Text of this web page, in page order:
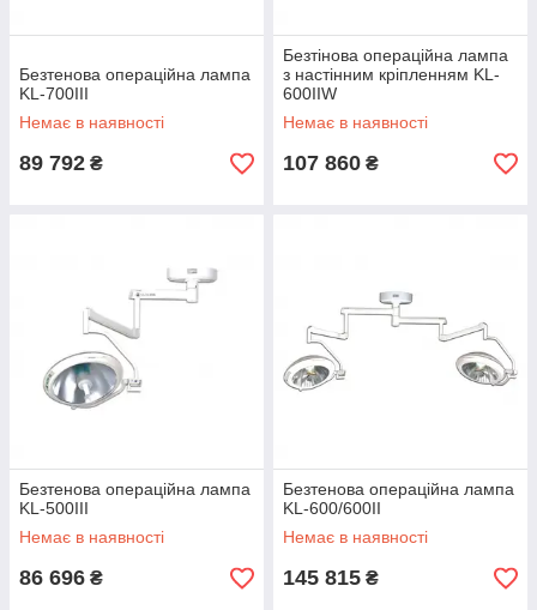
Безтенова операційна лампа
KL-700III
Немає в наявності
89 792 ₴
Безтінова операційна лампа
з настінним кріпленням KL-
600IIW
Немає в наявності
107 860 ₴
Безтенова операційна лампа
KL-500III
Немає в наявності
86 696 ₴
Безтенова операційна лампа
KL-600/600II
Немає в наявності
145 815 ₴